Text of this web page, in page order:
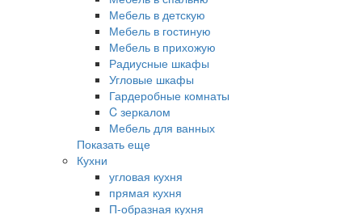
Мебель в детскую
Мебель в гостиную
Мебель в прихожую
Радиусные шкафы
Угловые шкафы
Гардеробные комнаты
C зеркалом
Мебель для ванных
Показать еще
Кухни
угловая кухня
прямая кухня
П-образная кухня